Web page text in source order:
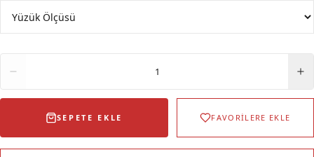
1
SEPETE EKLE FAVORİLERE EKLE